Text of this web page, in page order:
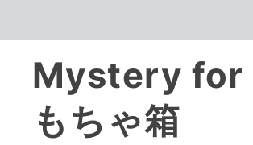
Mystery for
もちゃ箱